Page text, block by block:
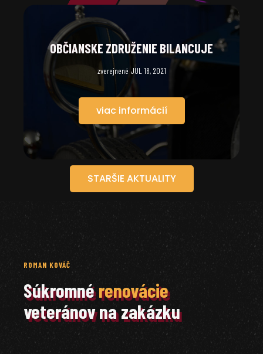
OBČIANSKE ZDRUŽENIE BILANCUJE
zverejnené JUL 18, 2021
viac informácií
STARŠIE AKTUALITY
ROMAN KOVÁČ
Súkromnérenovácie
veteránov na zakázku